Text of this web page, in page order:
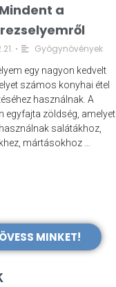
Mindent a
• Gyógynövények
egy nagyon kedvelt
számos konyhai étel
használnak. A
egyfajta zöldség, amelyet
salátákhoz,
mártásokhoz …
MINKET!